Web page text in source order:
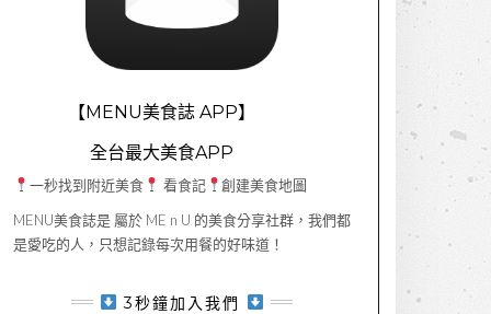
【MENU美食誌 APP】
全台最大美食APP
一秒找到附近美食 看食記
創建美食地圖
MENU美食誌是 屬於 ME n U 的美食分享社群，我們都
是愛吃的人，只想記錄每次用餐的好味道！
3秒鐘加入我們